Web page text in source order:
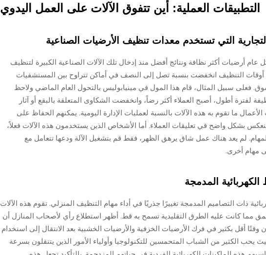
التطبيقات العملية: أين تتفوق الآلات على العمل اليدوي
التي تستخدم معدات تنظيف الأرضيات الصناعية
عام أرضيات أكثر نظافة ونتائج أفضل منذ إدخال تلك الآلات الصناعية الكبيرة لتنظيف
أوقات التنظيف انخفضت بنسبة تصل إلى النصف في أماكن تتراوح بين المستشفيات
فعلى سبيل المثال، قام هذا المول في مينيابوليس بالتحول العام الماضي ولاحظ
لفترة أطول، أصبح العملاء أكثر رضاً، وانخفضت الشكاوى المتعلقة بالبقع أو آثار
ما تقوم به هذه الآلات بالنسبة لعمليات الإدارة اليومية. يمكنهم الحفاظ على
بشكل واضح في تعليقات العملاء. أما الأشخاص الذين يستخدمون هذه الآلات فعلاً،
لم يعد هناك عمل شاق يرهق الظهر، فقط قم بتشغيل الآلة ودعها تتعامل مع
مهام أخرى.
الكهربائية المدمجة
ذات التصاميم المدمجة تغييرًا جذريًا في أداء مهام التنظيف المنزلي. تقوم هذه الآلات
مما كانت عليه الطرق التقليدية تسمح به قط. أظهر استطلاع رأي لأصحاب المنازل أن
وقتًا أقل بكثير في فرك الأرضيات الخزفية والأرضيات الخشبية بعد الانتقال إلى استخدام
يحب الكثير من الشباب المتحمسين للتكنولوجيا وأولياء الأمور الذين يتنقلون بسرعة